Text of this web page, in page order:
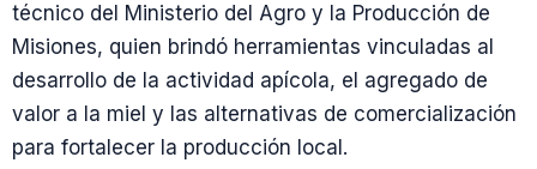
técnico del Ministerio del Agro y la Producción de
Misiones, quien brindó herramientas vinculadas al
desarrollo de la actividad apícola, el agregado de
valor a la miel y las alternativas de comercialización
para fortalecer la producción local.